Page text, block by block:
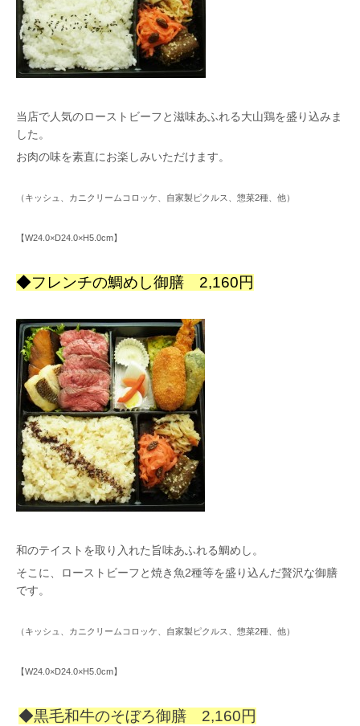
当店で人気のローストビーフと滋味あふれる大山鶏を盛り込みま
した。
お肉の味を素直にお楽しみいただけます。
（キッシュ、カニクリームコロッケ、自家製ピクルス、惣菜2種、他）
【W24.0×D24.0×H5.0cm】
◆フレンチの鯛めし御膳 2,160円
和のテイストを取り入れた旨味あふれる鯛めし。
そこに、ローストビーフと焼き魚2種等を盛り込んだ贅沢な御膳
です。
（キッシュ、カニクリームコロッケ、自家製ピクルス、惣菜2種、他）
【W24.0×D24.0×H5.0cm】
◆黒毛和牛のそぼろ御膳 2,160円